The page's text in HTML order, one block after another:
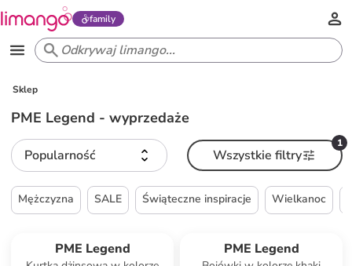
family
Sklep
PME Legend - wyprzedaże
Popularność
1
Wszystkie filtry
Mężczyzna SALE Świąteczne inspiracje Wielkanoc
PME Legend PME Legend